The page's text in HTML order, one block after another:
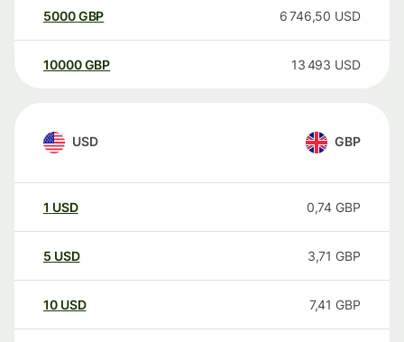
5000GBP 6 746,50 USD
10000 GBP 13 493 USD
USD GBP
1 USD 0,74 GBP
5 USD 3,71 GBP
10 USD 7,41 GBP